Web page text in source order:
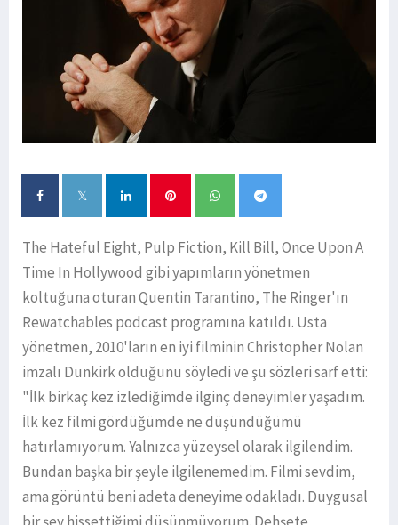
The Hateful Eight, Pulp Fiction, Kill Bill, Once Upon A
Time In Hollywood gibi yapımların yönetmen
koltuğuna oturan Quentin Tarantino, The Ringer'ın
Rewatchables podcast programına katıldı. Usta
yönetmen, 2010'ların en iyi filminin Christopher Nolan
imzalı Dunkirk olduğunu söyledi ve şu sözleri sarf etti:
"İlk birkaç kez izlediğimde ilginç deneyimler yaşadım.
İlk kez filmi gördüğümde ne düşündüğümü
hatırlamıyorum. Yalnızca yüzeysel olarak ilgilendim.
Bundan başka bir şeyle ilgilenemedim. Filmi sevdim,
ama görüntü beni adeta deneyime odakladı. Duygusal